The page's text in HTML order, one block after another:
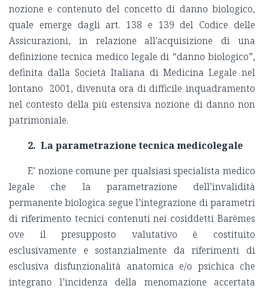
nozione e contenuto del concetto di danno biologico,
quale emerge dagli art. 138 e 139 del Codice delle
Assicurazioni, in relazione all'acquisizione di una
definizione tecnica medico legale di “danno biologico”,
definita dalla Società Italiana di Medicina Legale nel
lontano 2001, divenuta ora di difficile inquadramento
nel contesto della più estensiva nozione di danno non
patrimoniale.
2. La parametrazione tecnica medicolegale
E’ nozione comune per qualsiasi specialista medico
legale che la parametrazione dell’invalidità
permanente biologica segue l’integrazione di parametri
di riferimento tecnici contenuti nei cosiddetti Barèmes
ove il presupposto valutativo è costituito
esclusivamente e sostanzialmente da riferimenti di
esclusiva disfunzionalità anatomica e/o psichica che
integrano l’incidenza della menomazione accertata